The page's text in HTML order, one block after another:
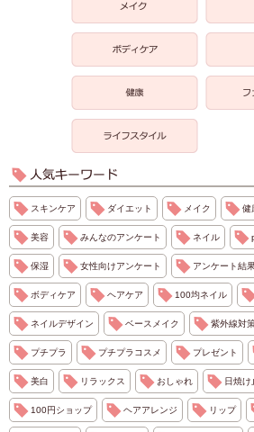
スキンケア ダイエット メイク 健
美容 みんなのアンケート ネイル
保湿 女性向けアンケート アンケート結
ボディケア ヘアケア 100均ネイル
ネイルデザイン ベースメイク 紫外線対
プチプラ プチプラコスメ プレゼント
美白 リラックス おしゃれ 日焼け
100円ショップ ヘアアレンジ リップ